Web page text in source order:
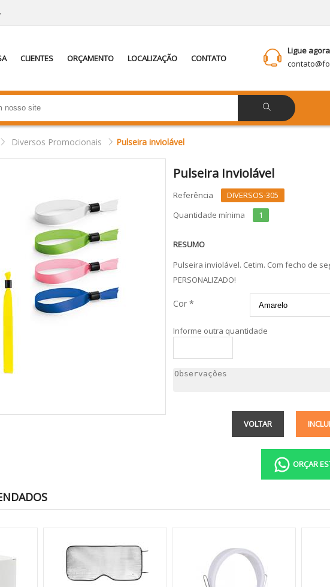
CLIENTES ORÇAMENTO LOCALIZAÇÃO CONTATO
Ligue
contato@
Diversos Promocionais Pulseira inviolável
Pulseira Inviolável
Referência
DIVERSOS-305
Quantidade mínima
1
RESUMO
Pulseira inviolável. Cetim. Com fecho de
PERSONALIZADO!
Cor *
Informe outra quantidade
VOLTAR
ORÇAR